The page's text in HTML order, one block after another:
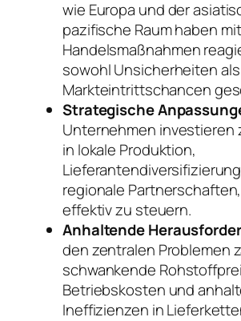
wie Europa und der
pazifische Raum haben
Handelsmaßnahmen
sowohl Unsicherheiten
Markteintrittschancen
Strategische
Unternehmen investieren
in lokale Produktion,
regionale
effektiv zu steuern.
Anhaltende
den zentralen Problemen
schwankende
Betriebskosten und
Ineffizienzen in